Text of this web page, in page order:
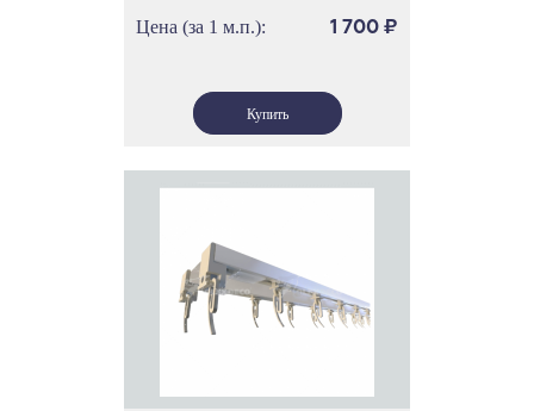
Цена (за 1 м.п.):
1 700 ₽